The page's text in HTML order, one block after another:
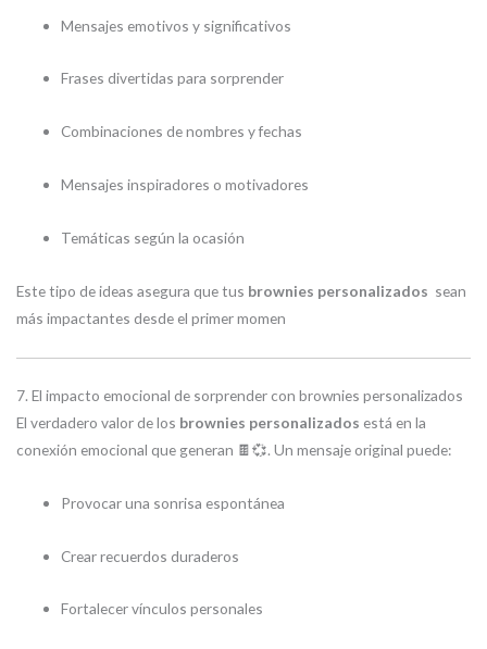
Mensajes emotivos y significativos
Frases divertidas para sorprender
Combinaciones de nombres y fechas
Mensajes inspiradores o motivadores
Temáticas según la ocasión
Este tipo de ideas asegura que tus brownies personalizados sean
más impactantes desde el primer momen
7. El impacto emocional de sorprender con brownies personalizados
El verdadero valor de los brownies personalizados está en la
conexión emocional que generan 🍫💞. Un mensaje original puede:
Provocar una sonrisa espontánea
Crear recuerdos duraderos
Fortalecer vínculos personales